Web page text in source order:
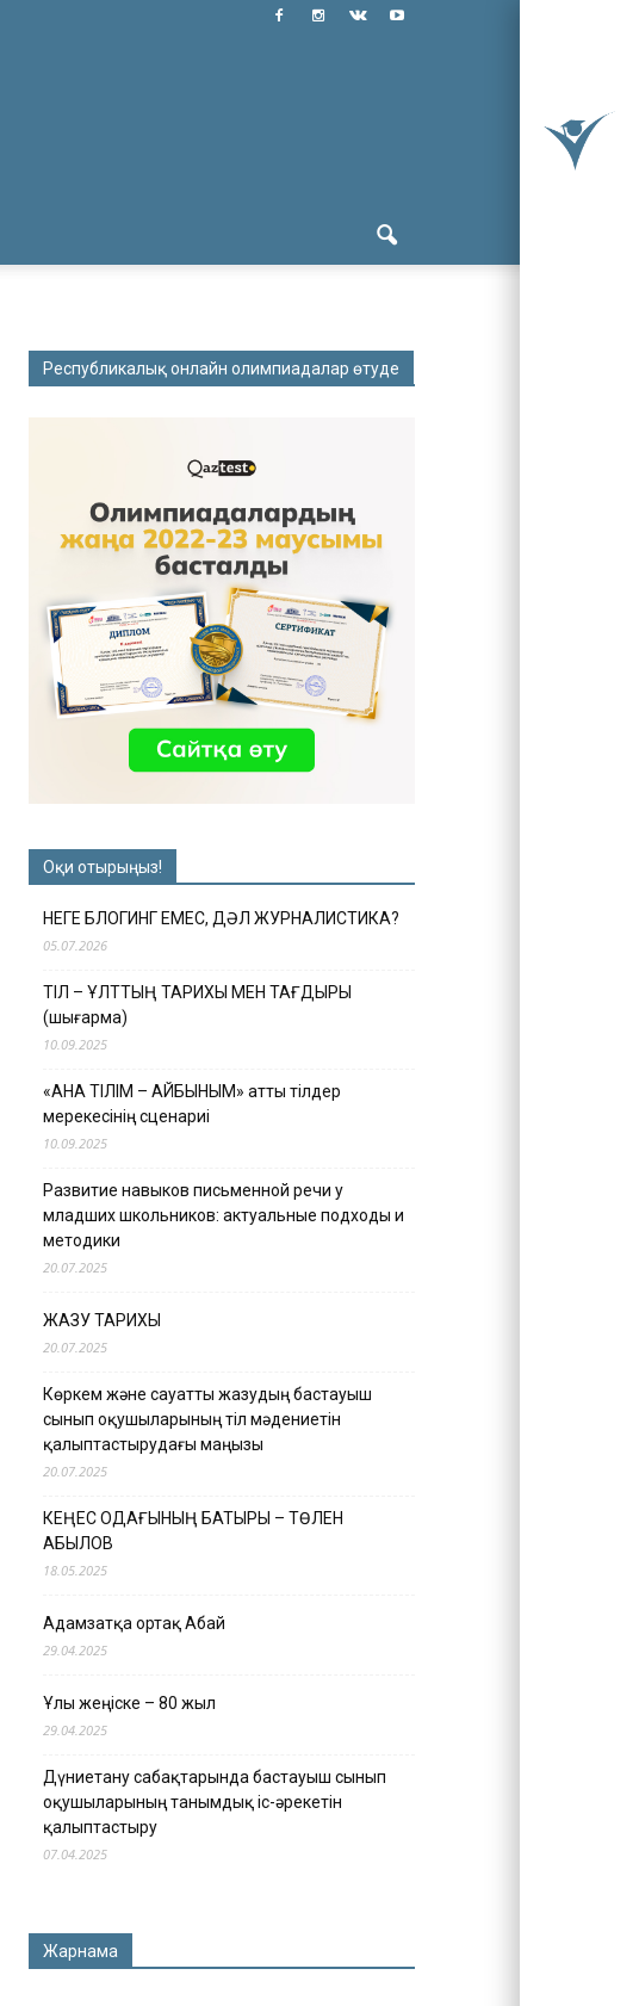
Республикалық онлайн олимпиадалар өтуде
Оқи отырыңыз!
НЕГЕ БЛОГИНГ ЕМЕС, ДӘЛ ЖУРНАЛИСТИКА?
05.07.2026
ТІЛ – ҰЛТТЫҢ ТАРИХЫ МЕН ТАҒДЫРЫ
(шығарма)
10.09.2025
«АНА ТІЛІМ – АЙБЫНЫМ» атты тілдер
мерекесінің сценариі
10.09.2025
Развитие навыков письменной речи у
младших школьников: актуальные подходы и
методики
20.07.2025
ЖАЗУ ТАРИХЫ
20.07.2025
Көркем және сауатты жазудың бастауыш
сынып оқушыларының тіл мәдениетін
қалыптастырудағы маңызы
20.07.2025
КЕҢЕС ОДАҒЫНЫҢ БАТЫРЫ – ТӨЛЕН
ҚАБЫЛОВ
18.05.2025
Адамзатқа ортақ Абай
29.04.2025
Ұлы жеңіске – 80 жыл
29.04.2025
Дүниетану сабақтарында бастауыш сынып
оқушыларының танымдық іс-әрекетін
қалыптастыру
07.04.2025
Жарнама